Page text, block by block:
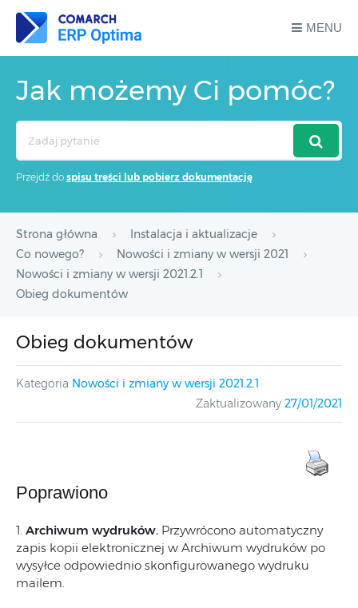
MENU
Jak możemy Ci pomóc?
Przejdź do spisu treści lub pobierz dokumentację
Strona główna
Instalacja i aktualizacje
Co nowego?
Nowości i zmiany w wersji 2021
Nowości i zmiany w wersji 2021.2.1
Obieg dokumentów
Obieg dokumentów
Kategoria Nowości i zmiany w wersji 2021.2.1
Zaktualizowany 27/01/2021
Poprawiono
1. Archiwum wydruków. Przywrócono automatyczny
zapis kopii elektronicznej w Archiwum wydruków po
wysyłce odpowiednio skonfigurowanego wydruku
mailem.